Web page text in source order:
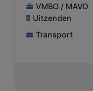
VMBO / MAVO
Uitzenden
Transport